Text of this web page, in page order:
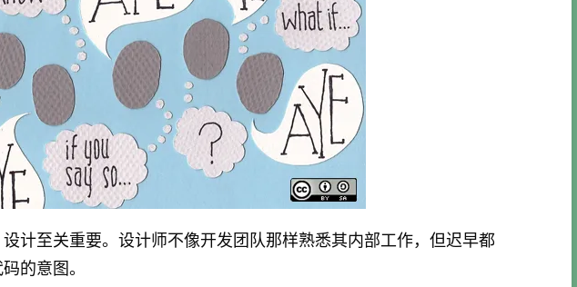
计至关重要。设计师不像开发团队那样熟悉其内部工作，但迟早都
的意图。